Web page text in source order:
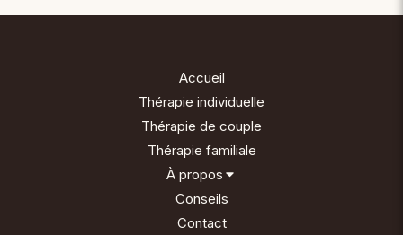
Accueil
Thérapie individuelle
Thérapie de couple
Thérapie familiale
À propos
Conseils
Contact